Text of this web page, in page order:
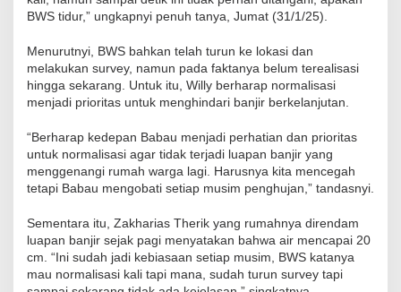
BWS tidur,” ungkapnyi penuh tanya, Jumat (31/1/25).
Menurutnyi, BWS bahkan telah turun ke lokasi dan
melakukan survey, namun pada faktanya belum terealisasi
hingga sekarang. Untuk itu, Willy berharap normalisasi
menjadi prioritas untuk menghindari banjir berkelanjutan.
“Berharap kedepan Babau menjadi perhatian dan prioritas
untuk normalisasi agar tidak terjadi luapan banjir yang
menggenangi rumah warga lagi. Harusnya kita mencegah
tetapi Babau mengobati setiap musim penghujan,” tandasnyi.
Sementara itu, Zakharias Therik yang rumahnya direndam
luapan banjir sejak pagi menyatakan bahwa air mencapai 20
cm. “Ini sudah jadi kebiasaan setiap musim, BWS katanya
mau normalisasi kali tapi mana, sudah turun survey tapi